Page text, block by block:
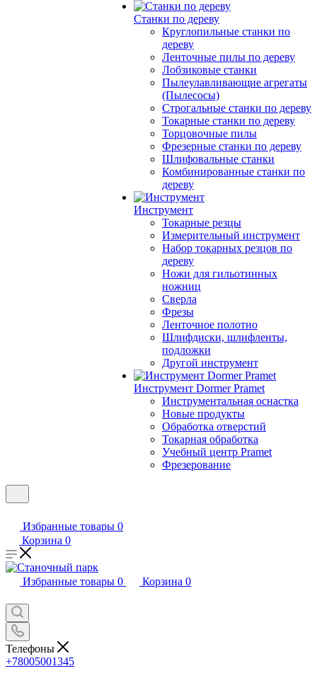
Станки по дереву
Круглопильные станки по
дереву
Ленточные пилы по дереву
Лобзиковые станки
Пылеулавливающие агрегаты
(Пылесосы)
Строгальные станки по дереву
Токарные станки по дереву
Торцовочные пилы
Фрезерные станки по дереву
Шлифовальные станки
Комбинированные станки по
дереву
Инструмент
Токарные резцы
Измерительный инструмент
Набор токарных резцов по
дереву
Ножи для гильотинных
ножниц
Сверла
Фрезы
Ленточное полотно
Шлифдиски, шлифленты,
подложки
Другой инструмент
Инструмент Dormer Pramet
Инструментальная оснастка
Новые продукты
Обработка отверстий
Токарная обработка
Учебный центр Pramet
Фрезерование
Избранные товары 0
Корзина 0
Избранные товары 0 Корзина 0
Телефоны
+78005001345